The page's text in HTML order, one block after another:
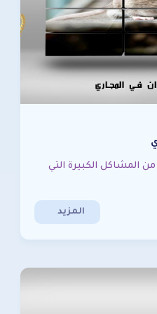
المشاكل الكبيرة التي
المزيد